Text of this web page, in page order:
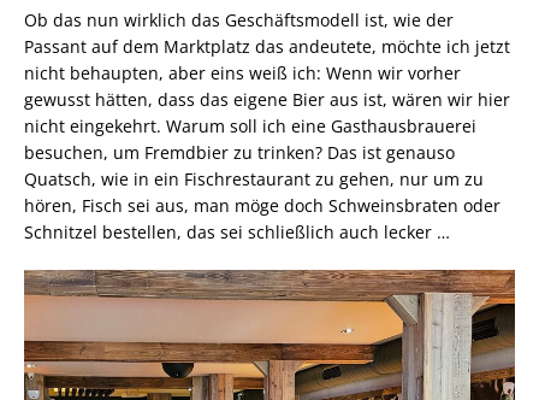
Ob das nun wirklich das Geschäftsmodell ist, wie der
Passant auf dem Marktplatz das andeutete, möchte ich jetzt
nicht behaupten, aber eins weiß ich: Wenn wir vorher
gewusst hätten, dass das eigene Bier aus ist, wären wir hier
nicht eingekehrt. Warum soll ich eine Gasthausbrauerei
besuchen, um Fremdbier zu trinken? Das ist genauso
Quatsch, wie in ein Fischrestaurant zu gehen, nur um zu
hören, Fisch sei aus, man möge doch Schweinsbraten oder
Schnitzel bestellen, das sei schließlich auch lecker …